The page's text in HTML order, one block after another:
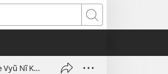
Mantha
Mbivilia Ĩtonya Kũndethya Ata?—Kĩlungu kya 3: Tata Ũndũ Ũtonya Ũtetheke Vyũ Nĩ Kũsoma Mbivilia